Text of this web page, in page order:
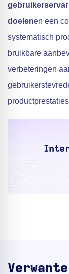
doelenen een
systematisch
bruikbare
verbeteringen